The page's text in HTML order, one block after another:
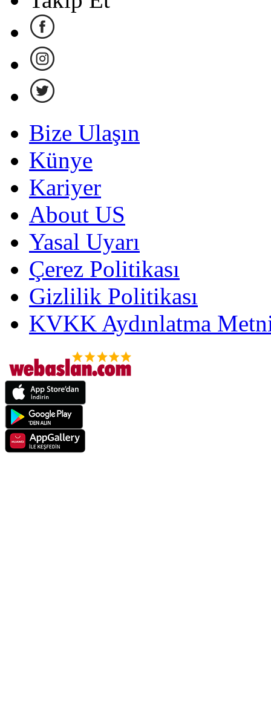
Bize Ulaşın
Künye
Kariyer
About US
Yasal Uyarı
Çerez Politikası
Gizlilik Politikası
KVKK Aydınlatma